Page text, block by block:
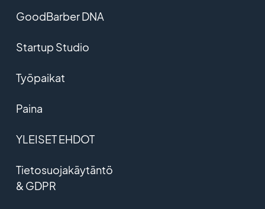
GoodBarber DNA
Startup Studio
Työpaikat
Paina
YLEISET EHDOT
Tietosuojakäytäntö
& GDPR